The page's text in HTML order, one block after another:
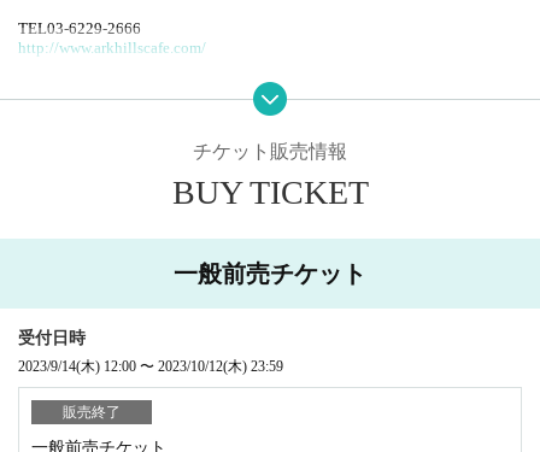
TEL03-6229-2666
http://www.arkhillscafe.com/
チケット販売情報
BUY TICKET
一般前売チケット
受付日時
2023/9/14(木) 12:00 〜 2023/10/12(木) 23:59
販売終了
一般前売チケット